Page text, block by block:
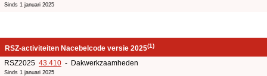
Sinds 1 januari 2025
RSZ-activiteiten Nacebelcode versie 2025(1)
RSZ2025 43.410 - Dakwerkzaamheden
Sinds 1 januari 2025